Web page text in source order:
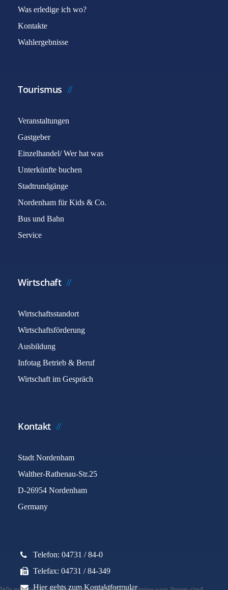
Was erledige ich wo?
Kontakte
Wahlergebnisse
Tourismus
Veranstaltungen
Gastgeber
Einzelhandel/ Wer hat was
Unterkünfte buchen
Stadtrundgänge
Nordenham für Kids & Co.
Bus und Bahn
Service
Wirtschaft
Wirtschaftsstandort
Wirtschaftsförderung
Ausbildung
Infotag Betrieb & Beruf
Wirtschaft im Gespräch
Kontakt
Stadt Nordenham
Walther-Rathenau-Str.25
D-26954 Nordenham
Germany
Telefon: 04731 / 84-0
Telefax: 04731 / 84-349
Hier gehts zum Kontaktformular